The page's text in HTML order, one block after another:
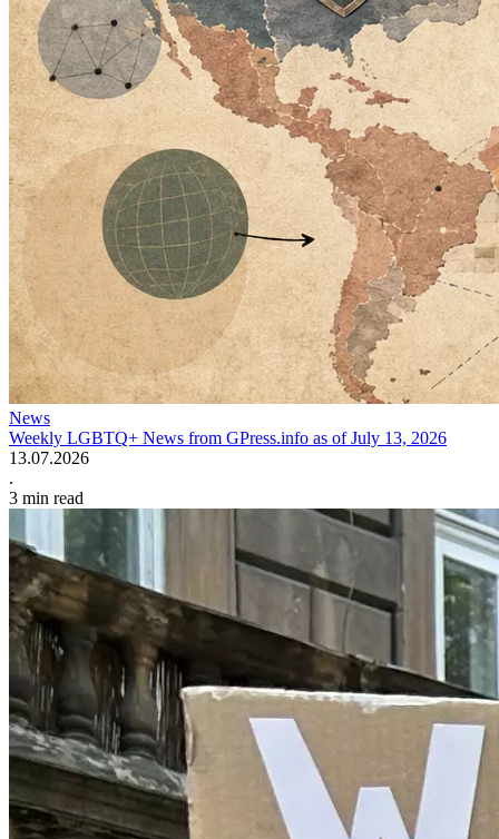
News
Weekly LGBTQ+ News from GPress.info as of July 13, 2026
13.07.2026
.
3 min read